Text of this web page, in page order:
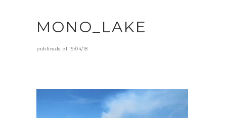
MONO_LAKE
publicada el15/04/18